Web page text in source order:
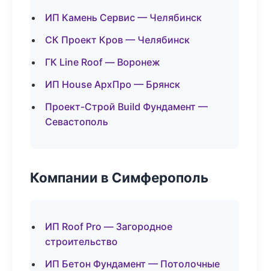
ИП Камень Сервис — Челябинск
СК Проект Кров — Челябинск
ГК Line Roof — Воронеж
ИП House АрхПро — Брянск
Проект-Строй Build Фундамент —
Севастополь
Компании в Симферополь
ИП Roof Pro — Загородное
строительство
ИП Бетон Фундамент — Потолочные